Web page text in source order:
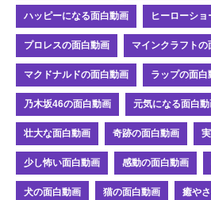
ハッピーになる面白動画 ヒーローシ
プロレスの面白動画 マインクラフトの
マクドナルドの面白動画 ラップの面白
乃木坂46の面白動画 元気になる面白
壮大な面白動画 奇跡の面白動画
少し怖い面白動画 感動の面白動画
犬の面白動画 猫の面白動画 癒や